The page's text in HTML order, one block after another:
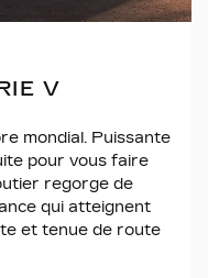
V
mondial. Puissante
pour vous faire
regorge de
qui atteignent
et tenue de route